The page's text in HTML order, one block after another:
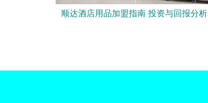
顺达酒店用品加盟指南 投资与回报分析